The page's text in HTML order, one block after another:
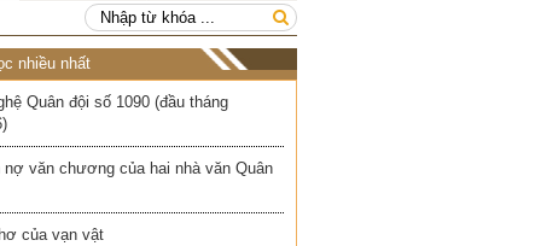
nhiều nhất
Quân đội số 1090 (đầu tháng
nợ văn chương của hai nhà văn Quân
của vạn vật